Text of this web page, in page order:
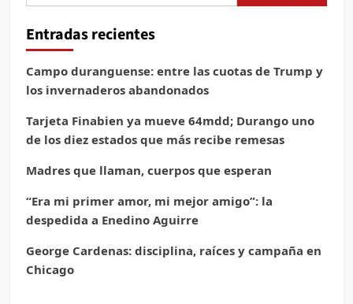
Entradas recientes
Campo duranguense: entre las cuotas de Trump y
los invernaderos abandonados
Tarjeta Finabien ya mueve 64mdd; Durango uno
de los diez estados que más recibe remesas
Madres que llaman, cuerpos que esperan
“Era mi primer amor, mi mejor amigo”: la
despedida a Enedino Aguirre
George Cardenas: disciplina, raíces y campaña en
Chicago